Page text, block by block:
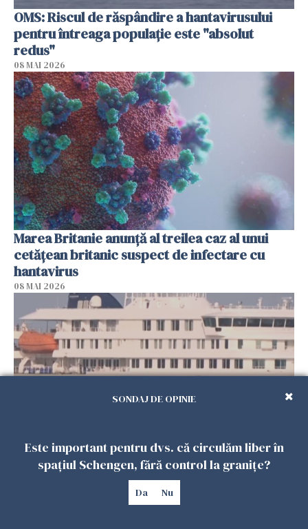
OMS: Riscul de răspândire a hantavirusului
pentru întreaga populaţie este "absolut
redus"
08 MAI 2026
Marea Britanie anunţă al treilea caz al unui
cetăţean britanic suspect de infectare cu
hantavirus
08 MAI 2026
Hantavirus - Vasul de croazieră se îndreaptă
spre Insulele Canare
SONDAJ DE OPINIE
Este important pentru dvs. că circulăm liber în
spațiul Schengen, fără control la granițe?
Da Nu